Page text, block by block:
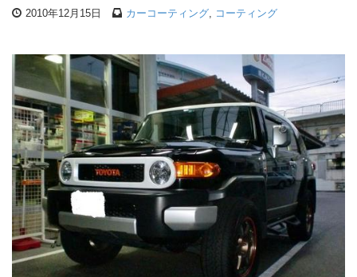
2010年12月15日 カーコーティング, コーティング